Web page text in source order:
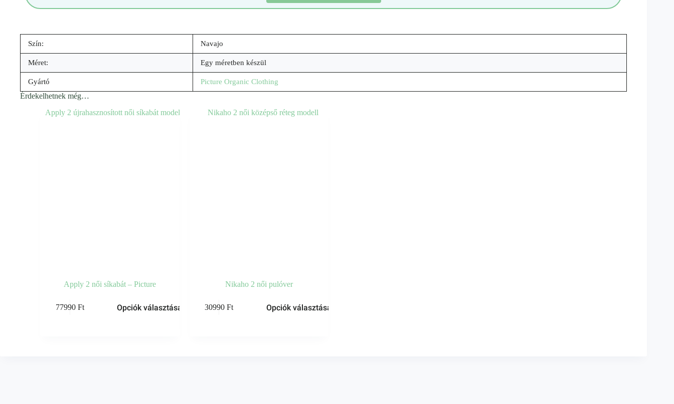
Szín: Navajo
Méret: Egy méretben készül
Gyártó Picture Organic Clothing
Érdekelhetnek még…
Apply 2 női síkabát – Picture
77990 Ft Opciók választása
Nikaho 2 női pulóver
30990Ft Opciók választása